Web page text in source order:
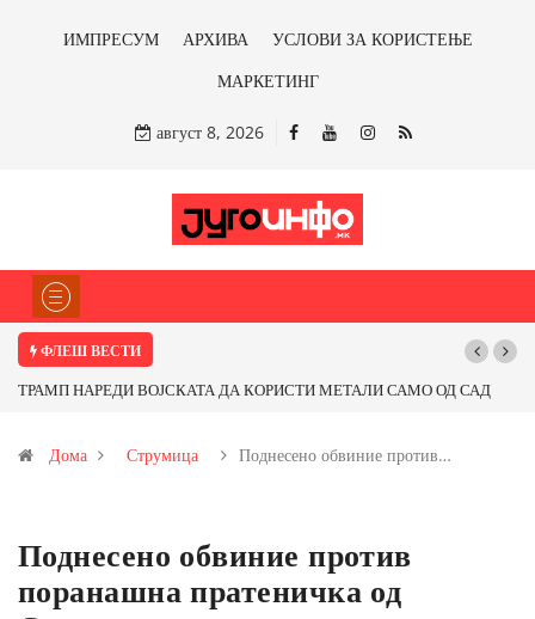
ИМПРЕСУМ АРХИВА
УСЛОВИ ЗА КОРИСТЕЊЕ
МАРКЕТИНГ
август 8, 2026
ФЛЕШ ВЕСТИ
МЕТАЛИ САМО ОД САД
Почнува реконструкцијата на улицата „5-ти
Дома Струмица Поднесено обвиние против…
Поднесено обвиние против
поранашна пратеничка од